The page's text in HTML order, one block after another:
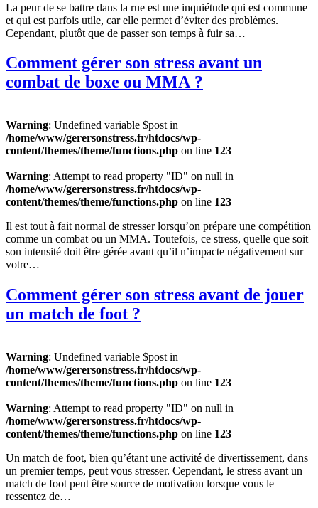
La peur de se battre dans la rue est une inquiétude qui est commune
et qui est parfois utile, car elle permet d’éviter des problèmes.
Cependant, plutôt que de passer son temps à fuir sa…
Comment gérer son stress avant un
combat de boxe ou MMA ?
Warning: Undefined variable $post in
/home/www/gerersonstress.fr/htdocs/wp-
content/themes/theme/functions.php on line 123
Warning: Attempt to read property "ID" on null in
/home/www/gerersonstress.fr/htdocs/wp-
content/themes/theme/functions.php on line 123
Il est tout à fait normal de stresser lorsqu’on prépare une compétition
comme un combat ou un MMA. Toutefois, ce stress, quelle que soit
son intensité doit être gérée avant qu’il n’impacte négativement sur
votre…
Comment gérer son stress avant de jouer
un match de foot ?
Warning: Undefined variable $post in
/home/www/gerersonstress.fr/htdocs/wp-
content/themes/theme/functions.php on line 123
Warning: Attempt to read property "ID" on null in
/home/www/gerersonstress.fr/htdocs/wp-
content/themes/theme/functions.php on line 123
Un match de foot, bien qu’étant une activité de divertissement, dans
un premier temps, peut vous stresser. Cependant, le stress avant un
match de foot peut être source de motivation lorsque vous le
ressentez de…